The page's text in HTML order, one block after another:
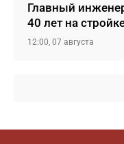
Главный
40 лет на
12:00, 07 августа